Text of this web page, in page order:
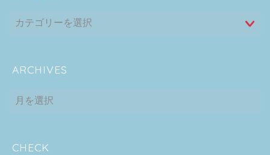
ARCHIVES
ARCHIVES
CHECK